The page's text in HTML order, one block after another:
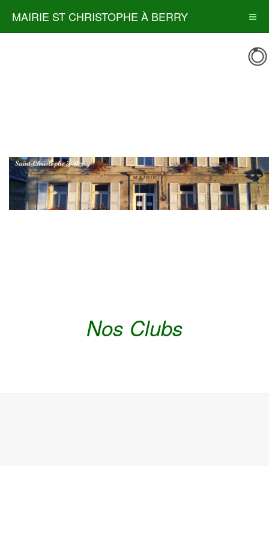
MAIRIE ST CHRISTOPHE À BERRY
Nos Clubs